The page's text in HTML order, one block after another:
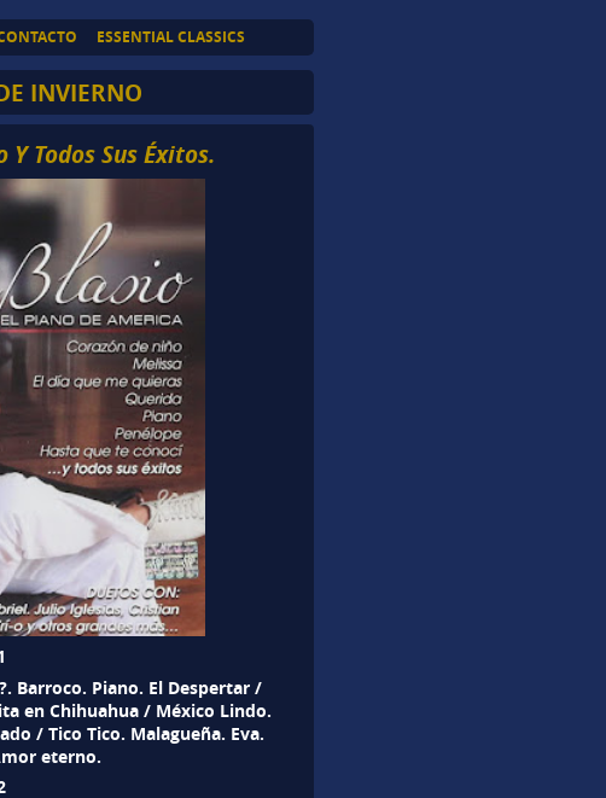
ESSENTIAL CLASSICS
INVIERNO
Todos Sus Éxitos.
Barroco. Piano. El Despertar /
en Chihuahua / México Lindo.
/ Tico Tico. Malagueña. Eva.
eterno.